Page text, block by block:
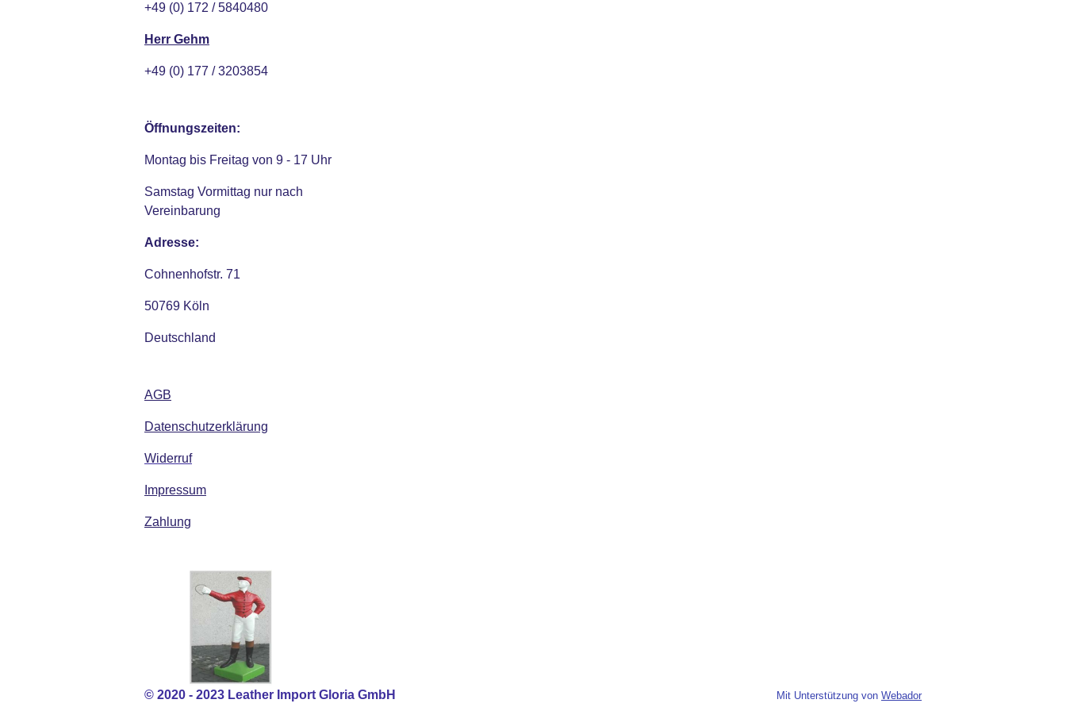
+49 (0) 172 / 5840480
Herr Gehm
+49 (0) 177 / 3203854
Öffnungszeiten:
Montag bis Freitag von 9 - 17 Uhr
Samstag Vormittag nur nach
Vereinbarung
Adresse:
Cohnenhofstr. 71
50769 Köln
Deutschland
AGB
Datenschutzerklärung
Widerruf
Impressum
Zahlung
© 2020 - 2023 Leather Import Gloria GmbH Mit Unterstützung von Webador